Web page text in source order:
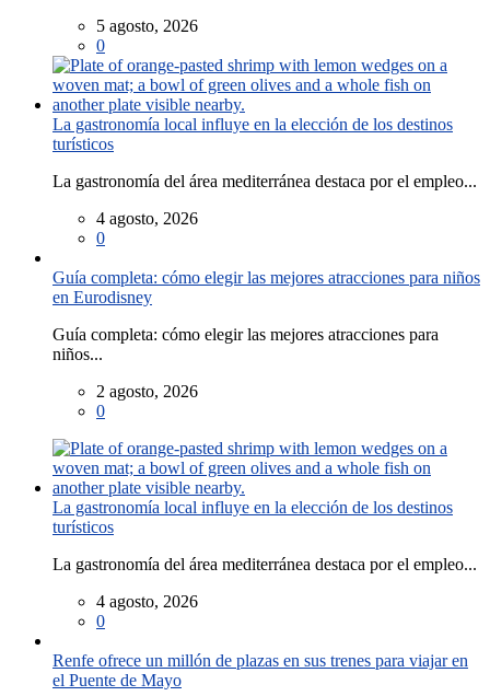
5 agosto, 2026
0
La gastronomía local influye en la elección de los destinos
turísticos
La gastronomía del área mediterránea destaca por el empleo...
4 agosto, 2026
0
Guía completa: cómo elegir las mejores atracciones para niños
en Eurodisney
Guía completa: cómo elegir las mejores atracciones para
niños...
2 agosto, 2026
0
La gastronomía local influye en la elección de los destinos
turísticos
La gastronomía del área mediterránea destaca por el empleo...
4 agosto, 2026
0
Renfe ofrece un millón de plazas en sus trenes para viajar en
el Puente de Mayo